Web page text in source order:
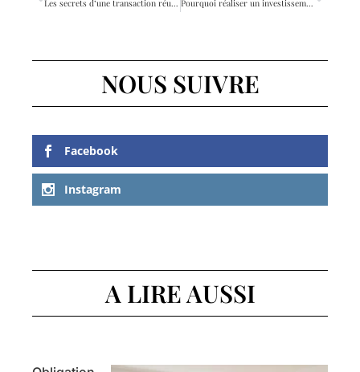
Les secrets d’une transaction réussie avec une agence immobilière à Caen Pourquoi réaliser un investissement locatif à Tours ?
NOUS SUIVRE
Facebook
Instagram
A LIRE AUSSI